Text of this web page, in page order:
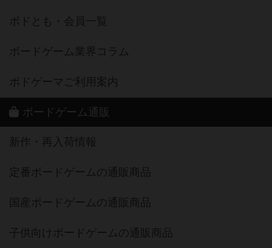
ボドとも・会員一覧
ボードゲーム業界コラム
ボドゲーマご利用案内
ボードゲーム通販
新作・再入荷情報
定番ボードゲームの通販商品
国産ボードゲームの通販商品
子供向けボードゲームの通販商品